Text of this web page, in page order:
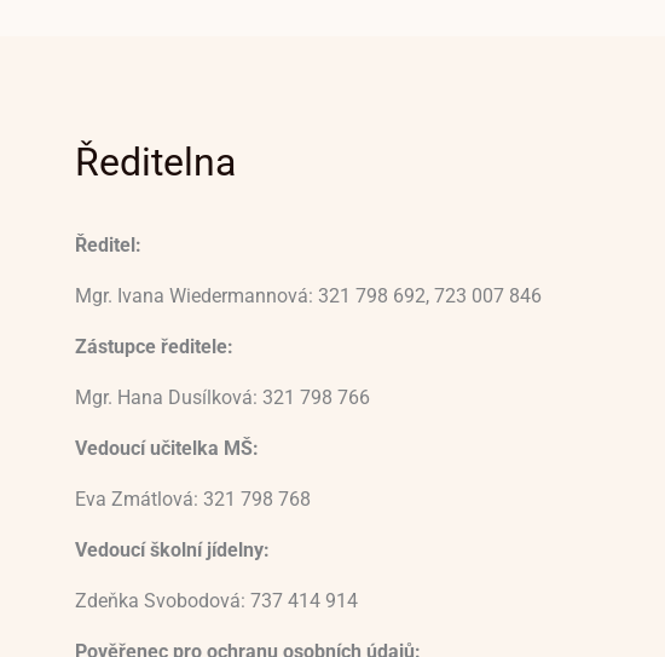
Ředitelna
Ředitel:
Mgr. Ivana Wiedermannová: 321 798 692, 723 007 846
Zástupce ředitele:
Mgr. Hana Dusílková: 321 798 766
Vedoucí učitelka MŠ:
Eva Zmátlová: 321 798 768
Vedoucí školní jídelny:
Zdeňka Svobodová: 737 414 914
Pověřenec pro ochranu osobních údajů: